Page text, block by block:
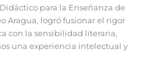
para la Enseñanza de
Aragua, logró fusionar el rigor
con la sensibilidad literaria,
una experiencia intelectual y